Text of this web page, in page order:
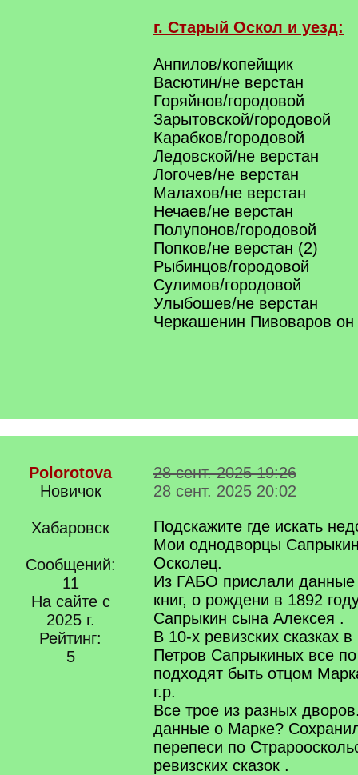
г. Старый Оскол и уезд:
Анпилов/копейщик
Васютин/не верстан
Горяйнов/городовой
Зарытовской/городовой
Карабков/городовой
Ледовской/не верстан
Логочев/не верстан
Малахов/не верстан
Нечаев/не верстан
Полупонов/городовой
Попков/не верстан (2)
Рыбинцов/городовой
Сулимов/городовой
Улыбошев/не верстан
Черкашенин Пивоваров он
Polorotova
Новичок
Хабаровск
Сообщений:
11
На сайте с
2025 г.
Рейтинг:
5
28 сент. 2025 19:26
28 сент. 2025 20:02
Подскажите где искать
Мои однодворцы
Осколец.
Из ГАБО прислали данные
книг, о рождени в 1892
Сапрыкин сына Алексея .
В 10-х ревизских сказках
Петров Сапрыкиных все по
подходят быть отцом
г.р.
Все трое из разных
данные о Марке?
перепеси по
ревизских сказок .